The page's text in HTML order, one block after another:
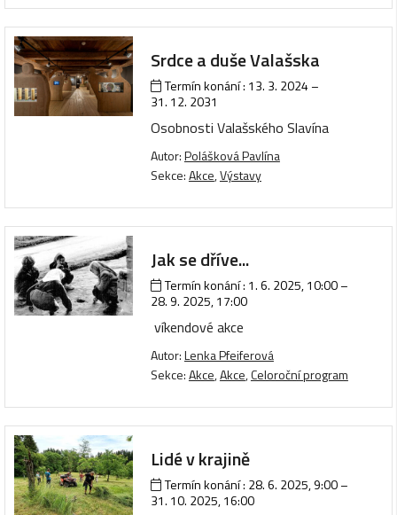
Srdce a duše Valašska
Termín konání : 13. 3. 2024–
31. 12. 2031
Osobnosti Valašského Slavína
Autor:Polášková Pavlína
Sekce:Akce,Výstavy
Jak se dříve...
Termín konání : 1. 6. 2025, 10:00–
28. 9. 2025, 17:00
víkendové akce
Autor:Lenka Pfeiferová
Sekce:Akce,Akce,Celoroční program
Lidé v krajině
Termín konání : 28. 6. 2025, 9:00–
31. 10. 2025, 16:00